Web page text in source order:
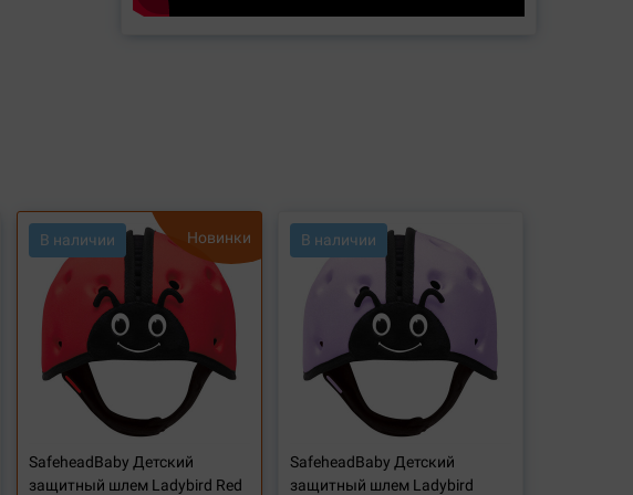
Новинки
В наличии
SafeheadBaby Детский
защитный шлем Ladybird Red
В наличии
SafeheadBaby Детский
защитный шлем Ladybird